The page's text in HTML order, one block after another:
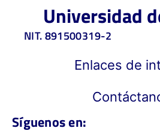
Universidad
NIT. 891500319-2
Enlaces de
Síguenos en: